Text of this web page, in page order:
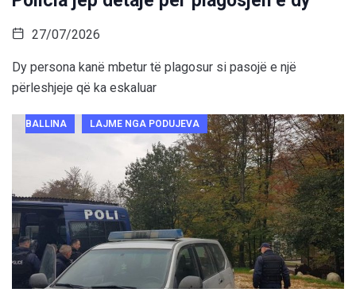
27/07/2026
Dy persona kanë mbetur të plagosur si pasojë e një
përleshjeje që ka eskaluar
BALLINA LAJME NGA PODUJEVA